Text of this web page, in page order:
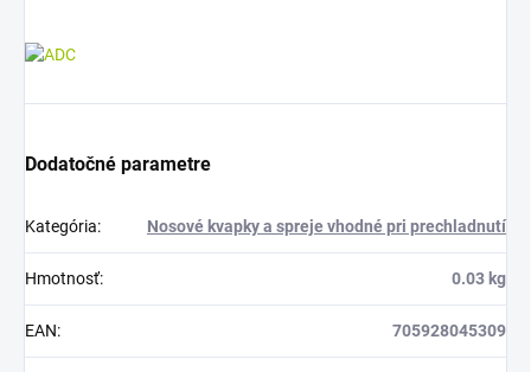
Dodatočné parametre
Kategória: Nosové kvapky a spreje vhodné pri prechladnutí
Hmotnosť: 0.03 kg
EAN: 705928045309